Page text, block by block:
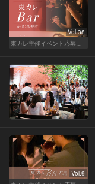
Vol.38
Vol.9